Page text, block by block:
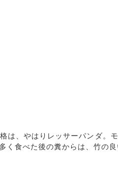
は、やはりレッサーパンダ。
食べた後の糞からは、竹の良